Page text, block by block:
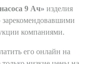
9 Ач» изделия
компаниями.
его онлайн на